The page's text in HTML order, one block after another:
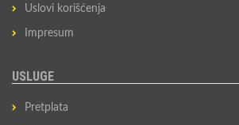
Uslovi korišćenja
Impresum
USLUGE
Pretplata